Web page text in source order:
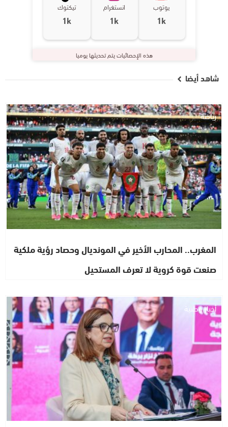
يوتوب
1k
انستغرام
1k
تيكتوك
1k
هذه الإحصائيات يتم تحديثها يوميا
شاهد أيضا
رياضة
المغرب.. المحارب الأخير في المونديال وحصاد رؤية ملكية
صنعت قوة كروية لا تعرف المستحيل
أخبار وطنية